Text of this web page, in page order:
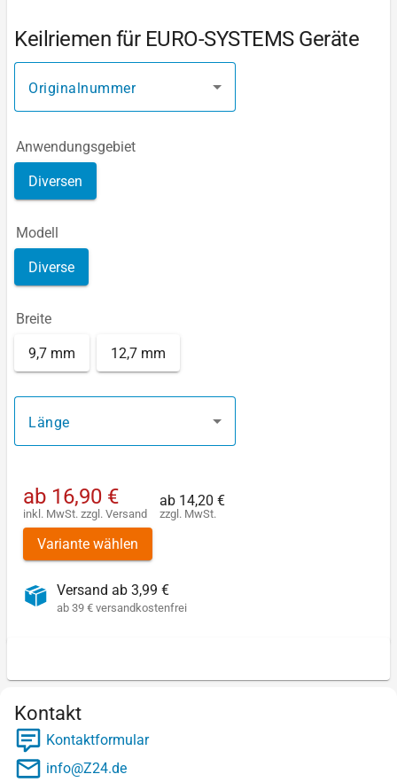
Keilriemen für EURO-SYSTEMS Geräte
Originalnummer
Anwendungsgebiet
Diversen
Modell
Diverse
Breite
9,7 mm 12,7 mm
Länge
ab 16,90 €
inkl. MwSt. zzgl. Versand
ab 14,20 €
zzgl. MwSt.
Variante wählen
Versand ab 3,99 €
ab 39 € versandkostenfrei
Kontakt
Kontaktformular
info@Z24.de